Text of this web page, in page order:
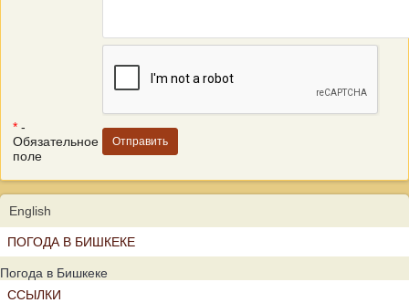
* -
Обязательное
поле
English
ПОГОДА В БИШКЕКЕ
Погода в Бишкеке
ССЫЛКИ